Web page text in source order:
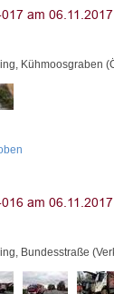
Kühmoosgraben
Bundesstraße